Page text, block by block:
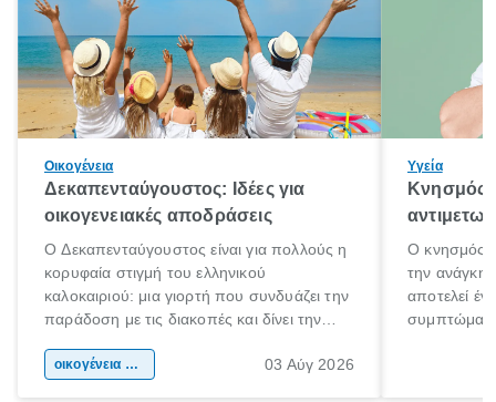
Οικογένεια
Δεκαπενταύγουστος: Ιδέες για
οικογενειακές αποδράσεις
Ο Δεκαπενταύγουστος είναι για πολλούς η
κορυφαία στιγμή του ελληνικού
καλοκαιριού: μια γιορτή που συνδυάζει την
παράδοση με τις διακοπές και δίνει την
χώρας. Είτε πρόκειται για λίγες μέρες
οικογένεια & παιδί 03 Αύγ 2026
Υγεία
Κνησμός:
Ο κνησμός
την ανάγκη
αποτελεί